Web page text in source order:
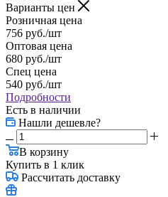
Варианты цен
Розничная цена
756 руб./шт
Оптовая цена
680 руб./шт
Спец цена
540 руб./шт
Подробности
Есть в наличии
Нашли дешевле?
В корзину
Купить в 1 клик
Рассчитать доставку